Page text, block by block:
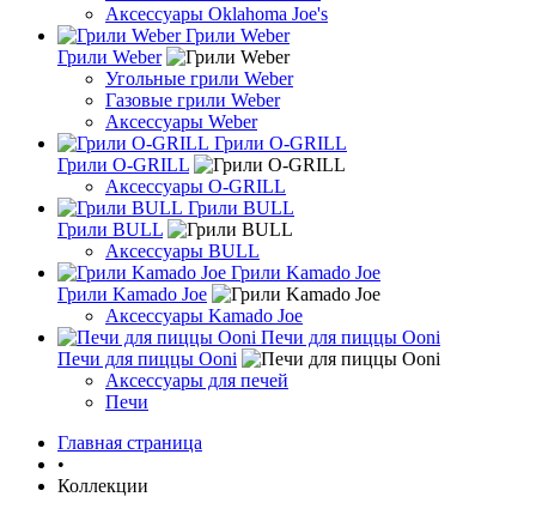
Аксессуары Oklahoma Joe's
Грили Weber
Грили Weber
Угольные грили Weber
Газовые грили Weber
Аксессуары Weber
Грили O-GRILL
Грили O-GRILL
Аксессуары O-GRILL
Грили BULL
Грили BULL
Аксессуары BULL
Грили Kamado Joe
Грили Kamado Joe
Аксессуары Kamado Joe
Печи для пиццы Ooni
Печи для пиццы Ooni
Аксессуары для печей
Печи
Главная страница
•
Коллекции